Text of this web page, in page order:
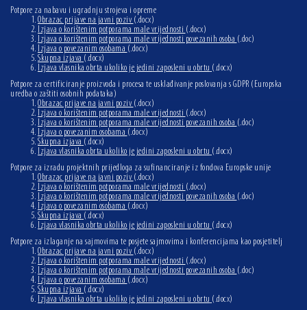
Potpore za nabavu i ugradnju strojeva i opreme
Obrazac prijave na javni poziv (.docx)
Izjava o korištenim potporama male vrijednosti (.docx)
Izjava o korištenim potporama male vrijednosti povezanih osoba (.doc)
Izjava o povezanim osobama (.docx)
Skupna izjava (.docx)
Izjava vlasnika obrta ukoliko je jedini zaposleni u obrtu (.docx)
Potpore za certificiranje proizvoda i procesa te usklađivanje poslovanja s GDPR (Europska
uredba o zaštiti osobnih podataka)
Obrazac prijave na javni poziv (.docx)
Izjava o korištenim potporama male vrijednosti (.docx)
Izjava o korištenim potporama male vrijednosti povezanih osoba (.doc)
Izjava o povezanim osobama (.docx)
Skupna izjava (.docx)
Izjava vlasnika obrta ukoliko je jedini zaposleni u obrtu (.docx)
Potpore za izradu projektnih prijedloga za sufinanciranje iz fondova Europske unije
Obrazac prijave na javni poziv (.docx)
Izjava o korištenim potporama male vrijednosti (.docx)
Izjava o korištenim potporama male vrijednosti povezanih osoba (.doc)
Izjava o povezanim osobama (.docx)
Skupna izjava (.docx)
Izjava vlasnika obrta ukoliko je jedini zaposleni u obrtu (.docx)
Potpore za izlaganje na sajmovima te posjete sajmovima i konferencijama kao posjetitelj
Obrazac prijave na javni poziv (.docx)
Izjava o korištenim potporama male vrijednosti (.docx)
Izjava o korištenim potporama male vrijednosti povezanih osoba (.doc)
Izjava o povezanim osobama (.docx)
Skupna izjava (.docx)
Izjava vlasnika obrta ukoliko je jedini zaposleni u obrtu (.docx)